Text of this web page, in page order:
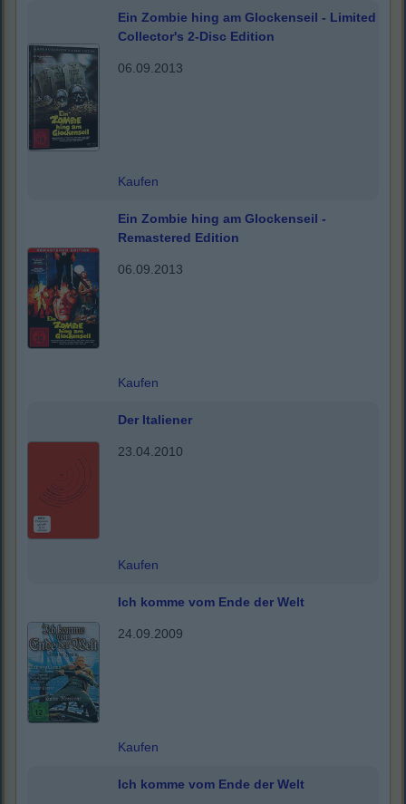
Ein Zombie hing am Glockenseil - Limited
Collector's 2-Disc Edition
06.09.2013
Kaufen
Ein Zombie hing am Glockenseil -
Remastered Edition
06.09.2013
Kaufen
Der Italiener
23.04.2010
Kaufen
Ich komme vom Ende der Welt
24.09.2009
Kaufen
Ich komme vom Ende der Welt